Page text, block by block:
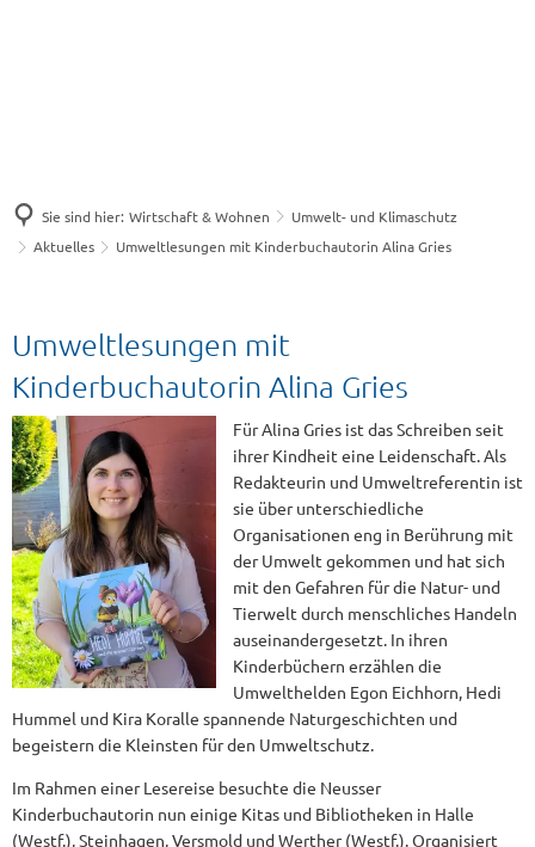
Sie sind hier: Wirtschaft & Wohnen
Umwelt- und Klimaschutz
Aktuelles
Umweltlesungen mit Kinderbuchautorin Alina Gries
Umweltlesungen mit
Kinderbuchautorin Alina Gries
Für Alina Gries ist das Schreiben seit
ihrer Kindheit eine Leidenschaft. Als
Redakteurin und Umweltreferentin ist
sie über unterschiedliche
Organisationen eng in Berührung mit
der Umwelt gekommen und hat sich
mit den Gefahren für die Natur- und
Tierwelt durch menschliches Handeln
auseinandergesetzt. In ihren
Kinderbüchern erzählen die
Umwelthelden Egon Eichhorn, Hedi
Hummel und Kira Koralle spannende Naturgeschichten und
begeistern die Kleinsten für den Umweltschutz.
Im Rahmen einer Lesereise besuchte die Neusser
Kinderbuchautorin nun einige Kitas und Bibliotheken in Halle
(Westf.), Steinhagen, Versmold und Werther (Westf.). Organisiert